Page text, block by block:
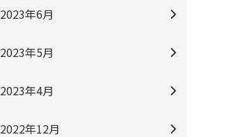
2023年6月
2023年5月
2023年4月
2022年12月